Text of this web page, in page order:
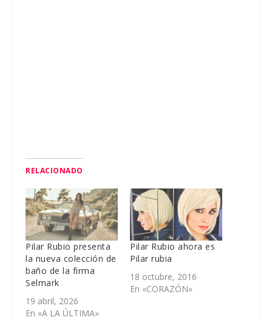
RELACIONADO
Pilar Rubio presenta
la nueva colección de
baño de la firma
Selmark
19 abril, 2026
En «A LA ÚLTIMA»
Pilar Rubio ahora es
Pilar rubia
18 octubre, 2016
En «CORAZÓN»